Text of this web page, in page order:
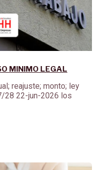
MINIMO LEGAL
reajuste; monto; ley
28 22-jun-2026 los